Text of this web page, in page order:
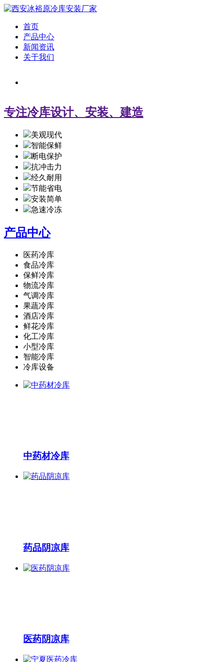
首页
产品中心
新闻资讯
关于我们
专注冷库设计、安装、建造
美观现代
智能保鲜
断电保护
抗冲击力
经久耐用
节能省电
安装简单
急速冷冻
产品中心
医药冷库
食品冷库
保鲜冷库
物流冷库
气调冷库
果蔬冷库
酒店冷库
鲜花冷库
化工冷库
小型冷库
智能冷库
冷库设备
中药材冷库
药品阴凉库
医药阴凉库